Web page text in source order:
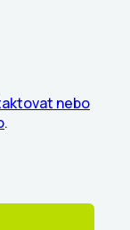
nebo
.